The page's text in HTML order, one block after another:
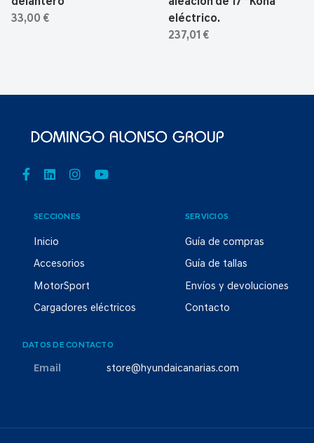
33,00 €
eléctrico.
237,01 €
SECCIONES
Inicio
Accesorios
MotorSport
Cargadores eléctricos
SERVICIOS
Guía de compras
Guía de tallas
Envíos y devoluciones
Contacto
DATOS DE CONTACTO
Email store@hyundaicanarias.com